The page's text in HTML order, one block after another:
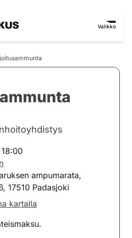
Valikko
ampumarata,
17510 Padasjoki
kartalla